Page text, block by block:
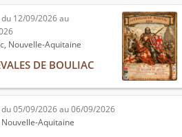
12/09/2026 au
Nouvelle-Aquitaine
DE BOULIAC
05/09/2026 au 06/09/2026
Nouvelle-Aquitaine